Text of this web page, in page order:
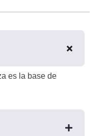
es la base de